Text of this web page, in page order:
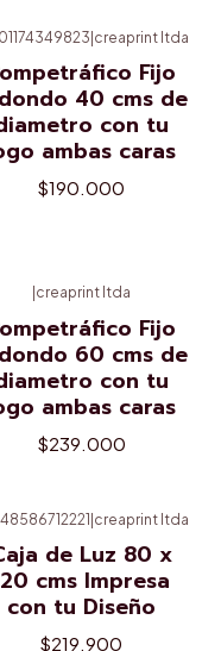
creaprint ltda
Fijo
40 cms de
con tu
ambas caras
$190.000
creaprint ltda
Fijo
60 cms de
con tu
ambas caras
$239.000
|creaprint ltda
de Luz 80 x
cms Impresa
con tu Diseño
$219.900